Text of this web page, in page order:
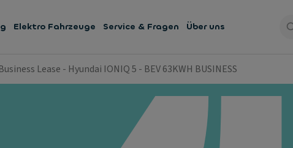
Elektro Fahrzeuge Service & Fragen Über uns
Business Lease - Hyundai IONIQ 5 - BEV 63KWH BUSINESS